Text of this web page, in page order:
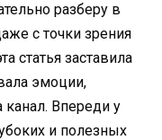
разберу в
с точки зрения
статья заставила
эмоции,
канал. Впереди у
и полезных